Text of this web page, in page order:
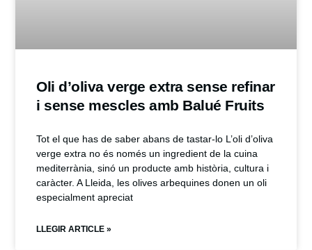
Oli d’oliva verge extra sense refinar
i sense mescles amb Balué Fruits
Tot el que has de saber abans de tastar-lo L’oli d’oliva
verge extra no és només un ingredient de la cuina
mediterrània, sinó un producte amb història, cultura i
caràcter. A Lleida, les olives arbequines donen un oli
especialment apreciat
LLEGIR ARTICLE »